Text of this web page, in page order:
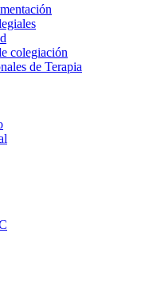
colegiación
de Terapia